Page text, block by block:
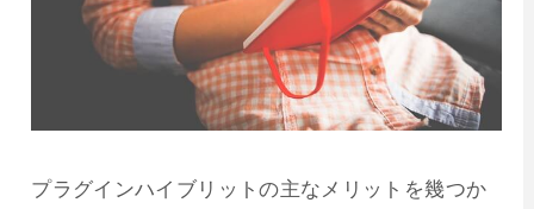
プラグインハイブリットの主なメリットを幾つか